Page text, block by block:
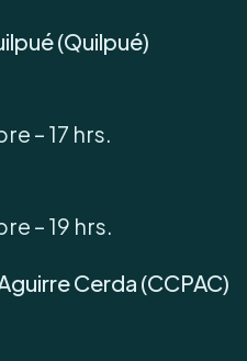
(Quilpué)
– 17 hrs.
– 19 hrs.
Cerda (CCPAC)